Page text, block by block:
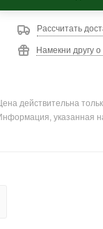
Рассчитать
Намекни другу
действительна
указанная